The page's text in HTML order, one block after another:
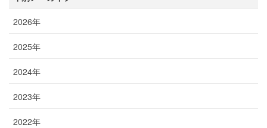
2026年
2025年
2024年
2023年
2022年